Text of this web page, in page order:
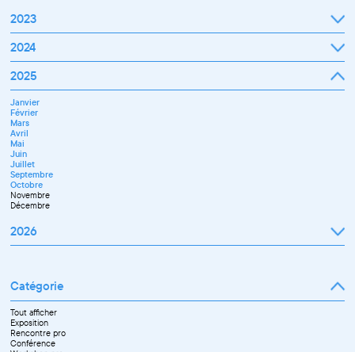
2023
Janvier
Février
Mars
Avril
Juin
Septembre
Octobre
Novembre
Décembre
2024
Janvier
Février
Mars
Avril
Mai
Juin
Juillet
Septembre
Novembre
Décembre
2025
Janvier
Février
Mars
Avril
Mai
Juin
Juillet
Septembre
Octobre
Novembre
Décembre
2026
Avril
Mai
Juin
Septembre
Octobre
Novembre
Catégorie
Tout afficher
Exposition
Rencontre pro
Conférence